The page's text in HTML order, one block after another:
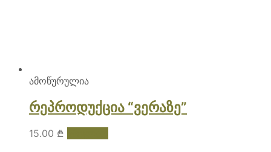
ამოწურულია
რეპროდუქცია “ვერაზე”
15.00 ₾